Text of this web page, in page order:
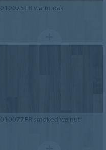
010075FR warm oak
010077FR smoked walnut